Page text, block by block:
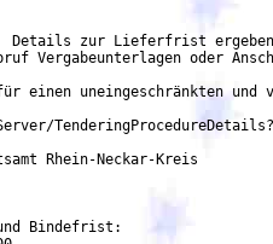
Vergabeunterlagen oder
einen uneingeschränkten
Bindefrist: